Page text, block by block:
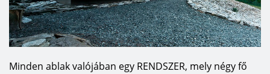
Minden ablak valójában egy RENDSZER, mely négy fő